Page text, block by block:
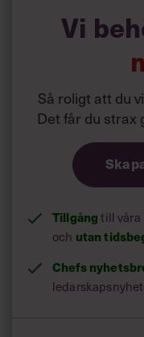
Vi
Så roligt att du
Det får du strax
Tillgångtill våra
och utan
Chefs